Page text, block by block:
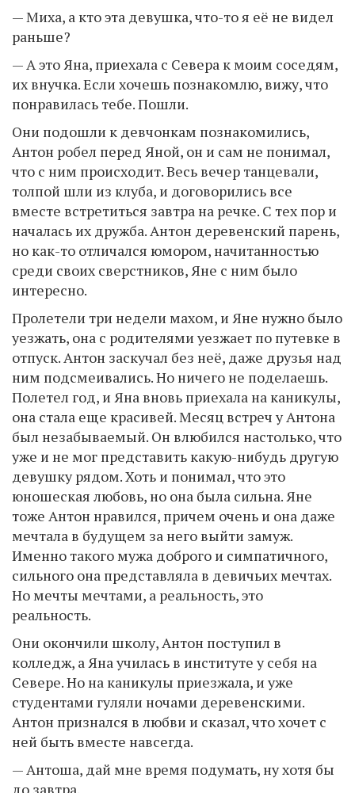
— Миха, а кто эта девушка, что-то я её не видел
раньше?
— А это Яна, приехала с Севера к моим соседям,
их внучка. Если хочешь познакомлю, вижу, что
понравилась тебе. Пошли.
Они подошли к девчонкам познакомились,
Антон робел перед Яной, он и сам не понимал,
что с ним происходит. Весь вечер танцевали,
толпой шли из клуба, и договорились все
вместе встретиться завтра на речке. С тех пор и
началась их дружба. Антон деревенский парень,
но как-то отличался юмором, начитанностью
среди своих сверстников, Яне с ним было
интересно.
Пролетели три недели махом, и Яне нужно было
уезжать, она с родителями уезжает по путевке в
отпуск. Антон заскучал без неё, даже друзья над
ним подсмеивались. Но ничего не поделаешь.
Полетел год, и Яна вновь приехала на каникулы,
она стала еще красивей. Месяц встреч у Антона
был незабываемый. Он влюбился настолько, что
уже и не мог представить какую-нибудь другую
девушку рядом. Хоть и понимал, что это
юношеская любовь, но она была сильна. Яне
тоже Антон нравился, причем очень и она даже
мечтала в будущем за него выйти замуж.
Именно такого мужа доброго и симпатичного,
сильного она представляла в девичьих мечтах.
Но мечты мечтами, а реальность, это
реальность.
Они окончили школу, Антон поступил в
колледж, а Яна училась в институте у себя на
Севере. Но на каникулы приезжала, и уже
студентами гуляли ночами деревенскими.
Антон признался в любви и сказал, что хочет с
ней быть вместе навсегда.
— Антоша, дай мне время подумать, ну хотя бы